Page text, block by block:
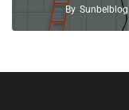
By Sunbelblog